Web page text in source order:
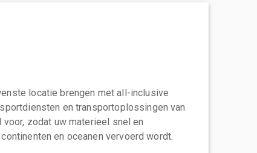
locatie brengen met all-inclusive
en transportoplossingen van
zodat uw materieel snel en
en oceanen vervoerd wordt.